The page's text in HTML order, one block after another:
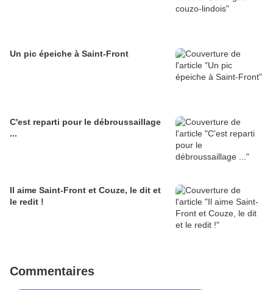
Un pic épeiche à Saint-Front
C'est reparti pour le débroussaillage
...
Il aime Saint-Front et Couze, le dit et
le redit !
Commentaires